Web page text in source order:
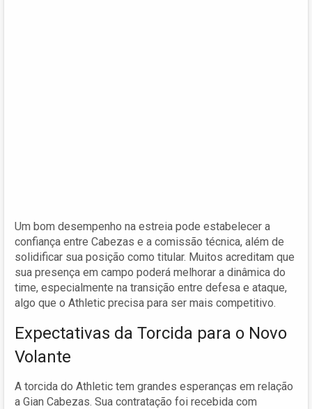
Um bom desempenho na estreia pode estabelecer a
confiança entre Cabezas e a comissão técnica, além de
solidificar sua posição como titular. Muitos acreditam que
sua presença em campo poderá melhorar a dinâmica do
time, especialmente na transição entre defesa e ataque,
algo que o Athletic precisa para ser mais competitivo.
Expectativas da Torcida para o Novo
Volante
A torcida do Athletic tem grandes esperanças em relação
a Gian Cabezas. Sua contratação foi recebida com